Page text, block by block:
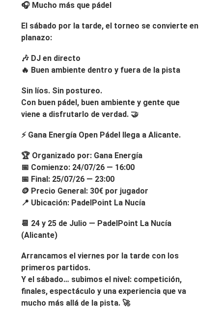
🎧 Mucho más que pádel
El sábado por la tarde, el torneo se convierte en
planazo:
🎶 DJ en directo
🔥 Buen ambiente dentro y fuera de la pista
Sin líos. Sin postureo.
Con buen pádel, buen ambiente y gente que
viene a disfrutarlo de verdad. 🤝
⚡ Gana Energía Open Pádel llega a Alicante.
🏆 Organizado por: Gana Energía
📅 Comienzo: 24/07/26 — 16:00
📅 Final: 25/07/26 — 23:00
🪙 Precio General: 30€ por jugador
📍 Ubicación: PadelPoint La Nucía
📆 24 y 25 de Julio — PadelPoint La Nucía
(Alicante)
Arrancamos el viernes por la tarde con los
primeros partidos.
Y el sábado… subimos el nivel: competición,
finales, espectáculo y una experiencia que va
mucho más allá de la pista. 🚀